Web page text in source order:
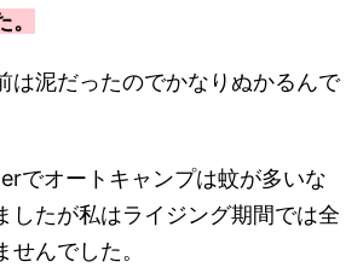
は泥だったのでかなりぬかるんで
でオートキャンプは蚊が多いな
したが私はライジング期間では全
せんでした。